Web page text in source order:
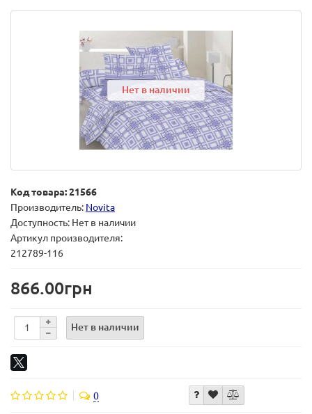
Нет в наличии
Код товара: 21566
Производитель: Novita
Доступность: Нет в наличии
Артикул производителя:
212789-116
866.00грн
Нет в наличии
0